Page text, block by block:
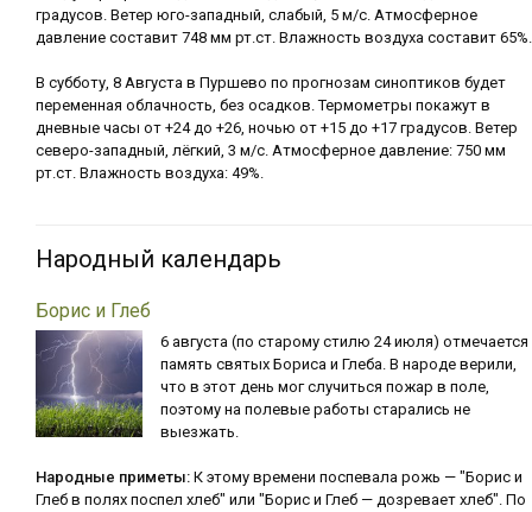
градусов. Ветер юго-западный, слабый, 5 м/с. Атмосферное
давление составит 748 мм рт.ст. Влажность воздуха составит 65%.
В субботу, 8 Августа в Пуршево по прогнозам синоптиков будет
переменная облачность, без осадков. Термометры покажут в
дневные часы от +24 до +26, ночью от +15 до +17 градусов. Ветер
северо-западный, лёгкий, 3 м/с. Атмосферное давление: 750 мм
рт.ст. Влажность воздуха: 49%.
Народный календарь
Борис и Глеб
6 августа (по старому стилю 24 июля) отмечается
память святых Бориса и Глеба. В народе верили,
что в этот день мог случиться пожар в поле,
поэтому на полевые работы старались не
выезжать.
Народные приметы: К этому времени поспевала рожь — "Борис и
Глеб в полях поспел хлеб" или "Борис и Глеб — дозревает хлеб". По